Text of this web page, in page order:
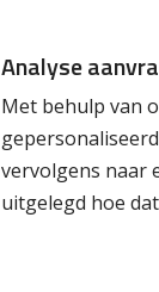
Analyse
Met behulp van
vervolgens naar
uitgelegd hoe